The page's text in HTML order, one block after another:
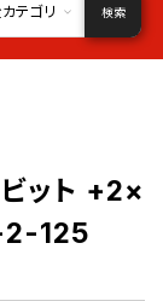
テゴリ 検索
ット +2×
125